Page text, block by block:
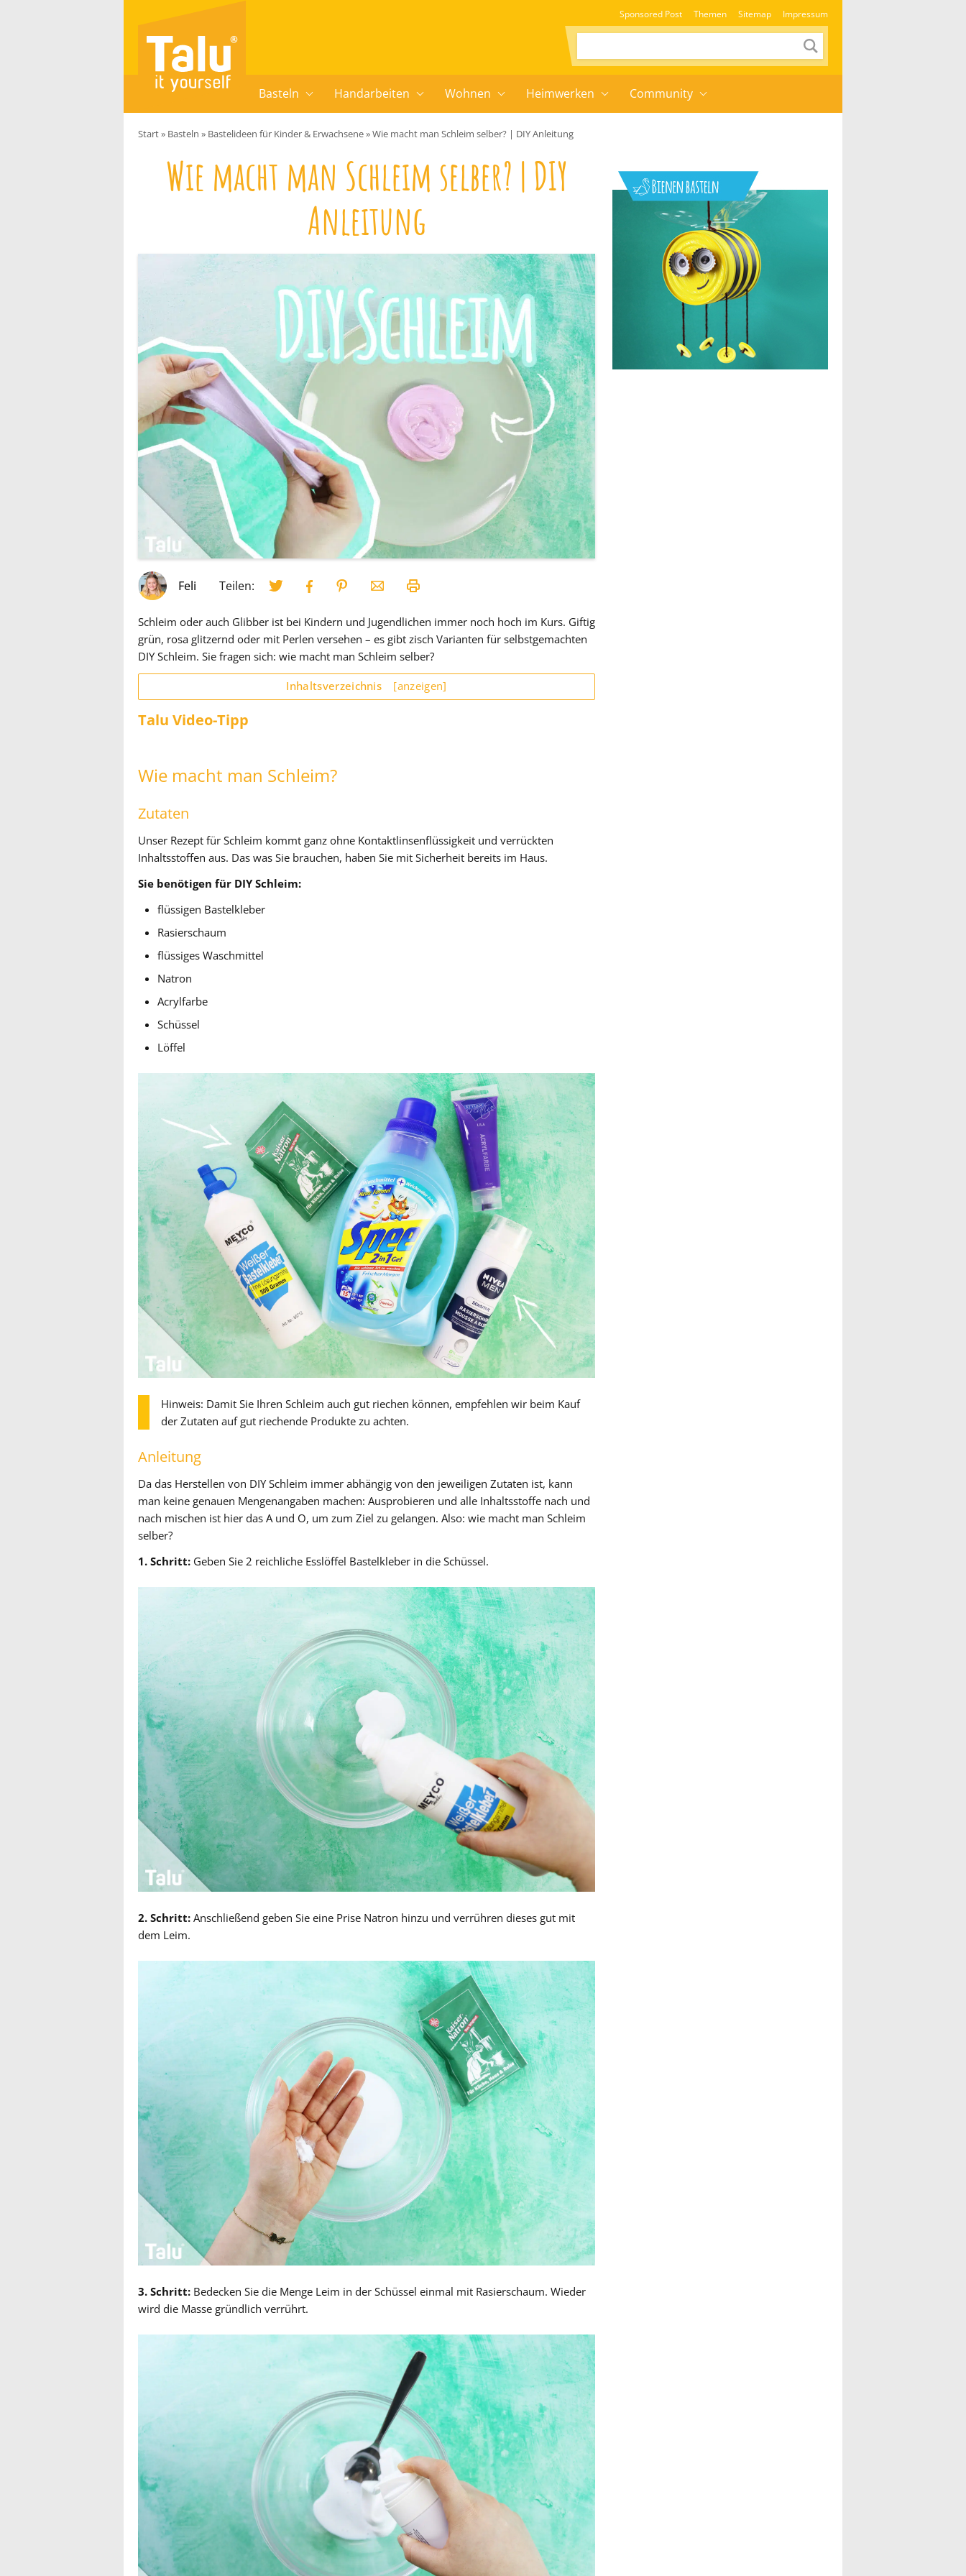
Sponsored Post Themen Sitemap Impressum
Basteln Handarbeiten Wohnen Heimwerken Community
Start» Basteln » Bastelideen für Kinder & Erwachsene»Wie macht man Schleim selber? | DIY Anleitung
Wie macht man Schleim selber? | DIY
Anleitung
Feli Teilen:
Schleim oder auch Glibber ist bei Kindern und Jugendlichen immer noch hoch im Kurs. Giftig
grün, rosa glitzernd oder mit Perlen versehen – es gibt zisch Varianten für selbstgemachten
DIY Schleim. Sie fragen sich: wie macht man Schleim selber?
Inhaltsverzeichnis [anzeigen]
Talu Video-Tipp
Wie macht man Schleim?
Zutaten
Unser Rezept für Schleim kommt ganz ohne Kontaktlinsenflüssigkeit und verrückten
Inhaltsstoffen aus. Das was Sie brauchen, haben Sie mit Sicherheit bereits im Haus.
Sie benötigen für DIY Schleim:
flüssigen Bastelkleber
Rasierschaum
flüssiges Waschmittel
Natron
Acrylfarbe
Schüssel
Löffel
Hinweis: Damit Sie Ihren Schleim auch gut riechen können, empfehlen wir beim Kauf
der Zutaten auf gut riechende Produkte zu achten.
Anleitung
Da das Herstellen von DIY Schleim immer abhängig von den jeweiligen Zutaten ist, kann
man keine genauen Mengenangaben machen: Ausprobieren und alle Inhaltsstoffe nach und
nach mischen ist hier das A und O, um zum Ziel zu gelangen. Also: wie macht man Schleim
selber?
1. Schritt: Geben Sie 2 reichliche Esslöffel Bastelkleber in die Schüssel.
2. Schritt: Anschließend geben Sie eine Prise Natron hinzu und verrühren dieses gut mit
dem Leim.
3. Schritt: Bedecken Sie die Menge Leim in der Schüssel einmal mit Rasierschaum. Wieder
wird die Masse gründlich verrührt.